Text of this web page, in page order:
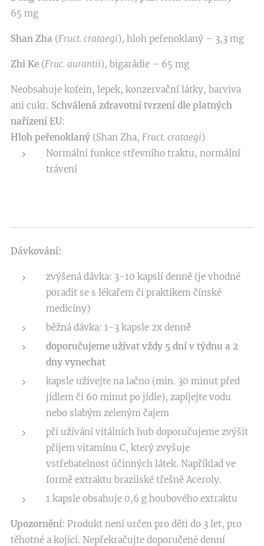
65 mg
Shan Zha (Fruct. crataegi), hloh peřenoklaný – 3,3 mg
Zhi Ke (Fruc. aurantii), bigarádie – 65 mg
Neobsahuje kofein, lepek, konzervační látky, barviva
ani cukr. Schválená zdravotní tvrzení dle platných
nařízení EU:
Hloh peřenoklaný (Shan Zha, Fruct. crataegi)
Normální funkce střevního traktu, normální
trávení
Dávkování:
zvýšená dávka: 3-10 kapslí denně (je vhodné
poradit se s lékařem či praktikem čínské
medicíny)
běžná dávka: 1-3 kapsle 2x denně
doporučujeme užívat vždy 5 dní v týdnu a 2
dny vynechat
kapsle užívejte na lačno (min. 30 minut před
jídlem či 60 minut po jídle), zapíjejte vodu
nebo slabým zeleným čajem
při užívání vitálních hub doporučujeme zvýšit
příjem vitamínu C, který zvyšuje
vstřebatelnost účinných látek. Například ve
formě extraktu brazilské třešně Aceroly.
1 kapsle obsahuje 0,6 g houbového extraktu
Upozornění: Produkt není určen pro děti do 3 let, pro
těhotné a kojící. Nepřekračujte doporučené denní